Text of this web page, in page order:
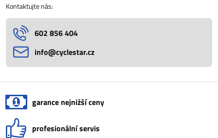
Kontaktujte nás:
602 856 404
info​@cyclestar​.cz
garance nejnižší ceny
profesionální servis